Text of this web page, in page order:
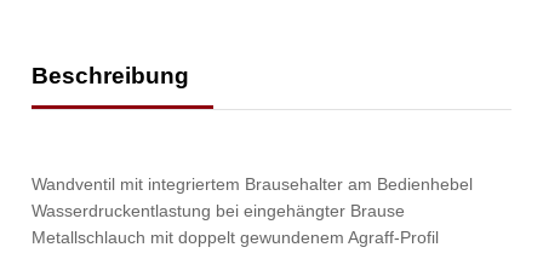
Beschreibung
Wandventil mit integriertem Brausehalter am Bedienhebel
Wasserdruckentlastung bei eingehängter Brause
Metallschlauch mit doppelt gewundenem Agraff-Profil